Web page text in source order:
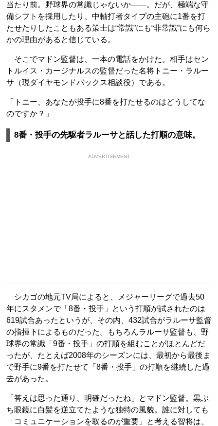
当たり前。野球界の常識じゃないか――。だが、極端な守
備シフトを採用したり、中軸打者タイプの主砲に1番を打
たせたりしたこともある策士は“常識”にも“非常識”にも何ら
かの理由があると信じている。
そこでマドン監督は、一本の電話をかけた。相手はセン
トルイス・カージナルスの監督だった名将トニー・ラルー
サ（現ダイヤモンドバックス相談役）である。
「トニー、あなたが投手に8番を打たせるのはどうしてな
のですか？」
8番・投手の先駆者ラルーサと話した打順の意味。
ADVERTISEMENT
シカゴの地元TV局によると、メジャーリーグで過去50
年にスタメンで「8番・投手」という打順が試されたのは
619試合あったというが、その内、432試合がラルーサ監督
の指揮下によるものだった。もちろんラルーサ監督も、野
球界の常識「9番・投手」の打順を組むことがほとんどだ
ったが、たとえば2008年のシーズンには、最初から最後ま
で野手に9番を打たせて「8番・投手」の打順を継続した過
去があった。
「答えは思った通り、明確だったね」とマドン監督。黒ぶ
ち眼鏡に白髪を逆立てたような独特の風貌。誰に対しても
「コミュニケーションを取るのが重要」と考える智将は、